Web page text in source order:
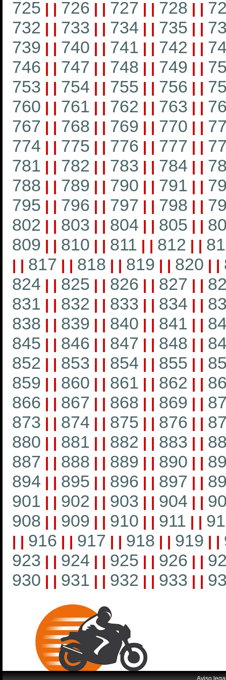
725 | | 726 | | 727 | | 728 | |
732 | | 733 | | 734 | | 735 | |
739 | | 740 | | 741 | | 742 | |
746 | | 747 | | 748 | | 749 | |
753 | | 754 | | 755 | | 756 | |
760 | | 761 | | 762 | | 763 | |
767 | | 768 | | 769 | | 770 | |
774 | | 775 | | 776 | | 777 | |
781 | | 782 | | 783 | | 784 | |
788 | | 789 | | 790 | | 791 | |
795 | | 796 | | 797 | | 798 | |
802 | | 803 | | 804 | | 805 | |
809 | | 810 | | 811 | | 812 | |
| | 817 | | 818 | | 819 | | 820 | |
824 | | 825 | | 826 | | 827 | |
831 | | 832 | | 833 | | 834 | |
838 | | 839 | | 840 | | 841 | |
845 | | 846 | | 847 | | 848 | |
852 | | 853 | | 854 | | 855 | |
859 | | 860 | | 861 | | 862 | |
866 | | 867 | | 868 | | 869 | |
873 | | 874 | | 875 | | 876 | |
880 | | 881 | | 882 | | 883 | |
887 | | 888 | | 889 | | 890 | |
894 | | 895 | | 896 | | 897 | |
901 | | 902 | | 903 | | 904 | |
908 | | 909 | | 910 | | 911 | |
| | 916 | | 917 | | 918 | | 919 | |
923 | | 924 | | 925 | | 926 | |
930 | | 931 | | 932 | | 933 | |
Aviso